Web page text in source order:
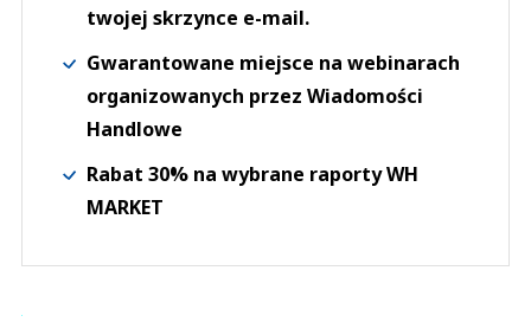
twojej skrzynce e-mail.
Gwarantowane miejsce na webinarach
organizowanych przez Wiadomości
Handlowe
Rabat 30% na wybrane raporty WH
MARKET